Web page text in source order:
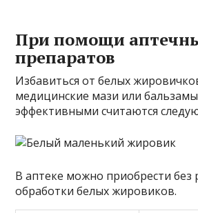
При помощи
препаратов
Избавиться от белых
медицинские мази или
эффективными считаются
В аптеке можно приобрести без
обработки белых жировиков.